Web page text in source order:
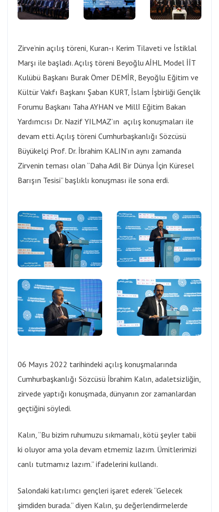
Zirve’nin açılış töreni, Kuran-ı Kerim Tilaveti ve İstiklal
Marşı ile başladı. Açılış töreni Beyoğlu AİHL Model İİT
Kulübü Başkanı Burak Ömer DEMİR, Beyoğlu Eğitim ve
Kültür Vakfı Başkanı Şaban KURT, İslam İşbirliği Gençlik
Forumu Başkanı Taha AYHAN ve Millî Eğitim Bakan
Yardımcısı Dr. Nazif YILMAZ’ın açılış konuşmaları ile
devam etti. Açılış töreni Cumhurbaşkanlığı Sözcüsü
Büyükelçi Prof. Dr. İbrahim KALIN’ın aynı zamanda
Zirvenin teması olan “Daha Adil Bir Dünya İçin Küresel
Barışın Tesisi” başlıklı konuşması ile sona erdi.
06 Mayıs 2022 tarihindeki açılış konuşmalarında
Cumhurbaşkanlığı Sözcüsü İbrahim Kalın, adaletsizliğin,
zirvede yaptığı konuşmada, dünyanın zor zamanlardan
geçtiğini söyledi.
Kalın, “Bu bizim ruhumuzu sıkmamalı, kötü şeyler tabii
ki oluyor ama yola devam etmemiz lazım. Ümitlerimizi
canlı tutmamız lazım.” ifadelerini kullandı.
Salondaki katılımcı gençleri işaret ederek “Gelecek
şimdiden burada.” diyen Kalın, şu değerlendirmelerde